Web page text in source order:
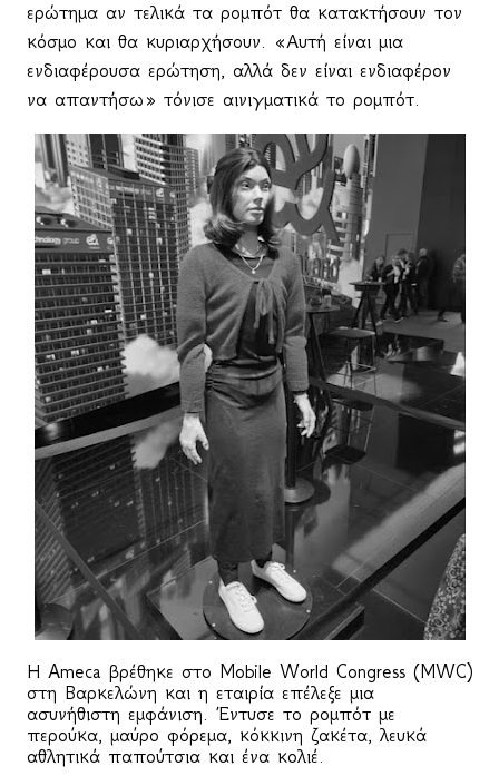
ερώτημα αν τελικά τα ρομπότ θα κατακτήσουν τον
κόσμο και θα κυριαρχήσουν. «Αυτή είναι μια
ενδιαφέρουσα ερώτηση, αλλά δεν είναι ενδιαφέρον
να απαντήσω» τόνισε αινιγματικά το ρομπότ.
Η Ameca βρέθηκε στο Mobile World Congress (MWC)
στη Βαρκελώνη και η εταιρία επέλεξε μια
ασυνήθιστη εμφάνιση. Έντυσε το ρομπότ με
περούκα, μαύρο φόρεμα, κόκκινη ζακέτα, λευκά
αθλητικά παπούτσια και ένα κολιέ.